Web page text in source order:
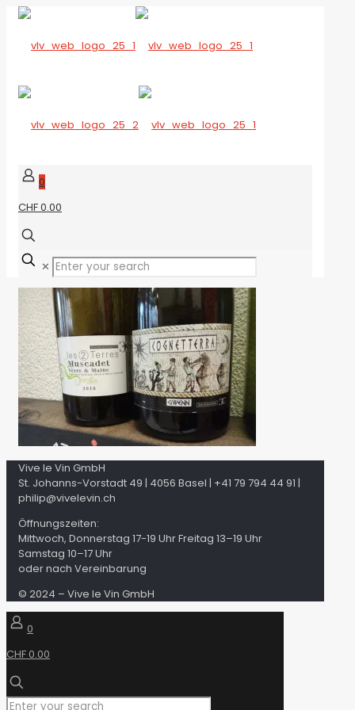
0
CHF 0.00
✕
Vive le Vin GmbH
St. Johanns-Vorstadt 49 | 4056 Basel | +41 79 794 44 91 |
philip@vivelevin.ch
Öffnungszeiten:
Mittwoch, Donnerstag 17-19 Uhr Freitag 13–19 Uhr
Samstag 10–17 Uhr
oder nach Vereinbarung
© 2024 – Vive le Vin GmbH
0
CHF 0.00